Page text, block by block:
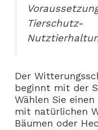
Tierschutz-
Der
beginnt mit der
Wählen Sie
mit natürlichen
Bäumen oder